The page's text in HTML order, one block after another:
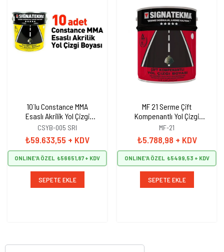
10`lu Constance MMA
Esaslı Akrilik Yol Çizgi
Boyası, Şerit Boyası 25 kg
Sarı
CSYB-005 SRI
₺59.633,55 + KDV
ONLINE'A ÖZEL ₺56651,87
SEPETE EKLE
MF 21 Serme Çift
Kompenantlı Yol Çizgi
Boyası, Şerit Boyası 25 kg
Sarı
MF-21
₺5.788,98 + KDV
ONLINE'A ÖZEL ₺5499,53
SEPETE EKLE